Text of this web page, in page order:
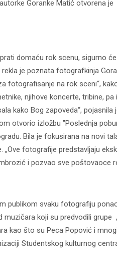
Goranke Matić otvorena
domaću rok scenu, sigurno
je poznata fotografkinja
fotografisanje na rok sceni“,
njihove koncerte, tribine, pa
kako Bog zapoveda“, pojasnila
otvorio izložbu "Poslednja
Bila je fokusirana na novi
fotografije predstavljaju
i pozvao sve poštovaoce
publikom svaku fotografiju
koji su predvodili grupe
kao što su Peca Popović i
Studentskog kulturnog